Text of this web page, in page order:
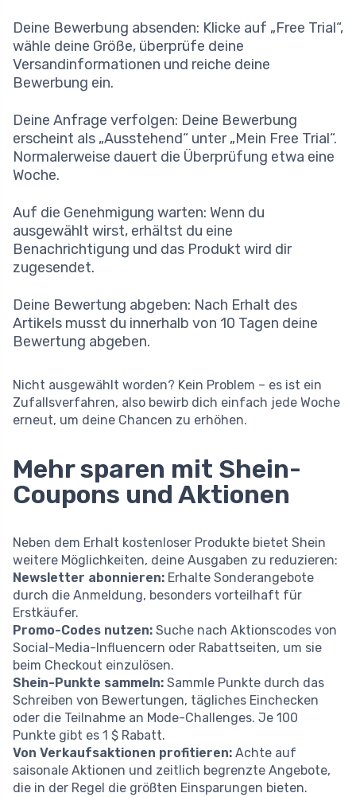
Deine Bewerbung absenden: Klicke auf „Free Trial“,
wähle deine Größe, überprüfe deine
Versandinformationen und reiche deine
Bewerbung ein.
Deine Anfrage verfolgen: Deine Bewerbung
erscheint als „Ausstehend“ unter „Mein Free Trial“.
Normalerweise dauert die Überprüfung etwa eine
Woche.
Auf die Genehmigung warten: Wenn du
ausgewählt wirst, erhältst du eine
Benachrichtigung und das Produkt wird dir
zugesendet.
Deine Bewertung abgeben: Nach Erhalt des
Artikels musst du innerhalb von 10 Tagen deine
Bewertung abgeben.
Nicht ausgewählt worden? Kein Problem – es ist ein
Zufallsverfahren, also bewirb dich einfach jede Woche
erneut, um deine Chancen zu erhöhen.
Mehr sparen mit Shein-
Coupons und Aktionen
Neben dem Erhalt kostenloser Produkte bietet Shein
weitere Möglichkeiten, deine Ausgaben zu reduzieren:
Newsletter abonnieren: Erhalte Sonderangebote
durch die Anmeldung, besonders vorteilhaft für
Erstkäufer.
Promo-Codes nutzen: Suche nach Aktionscodes von
Social-Media-Influencern oder Rabattseiten, um sie
beim Checkout einzulösen.
Shein-Punkte sammeln: Sammle Punkte durch das
Schreiben von Bewertungen, tägliches Einchecken
oder die Teilnahme an Mode-Challenges. Je 100
Punkte gibt es 1 $ Rabatt.
Von Verkaufsaktionen profitieren: Achte auf
saisonale Aktionen und zeitlich begrenzte Angebote,
die in der Regel die größten Einsparungen bieten.